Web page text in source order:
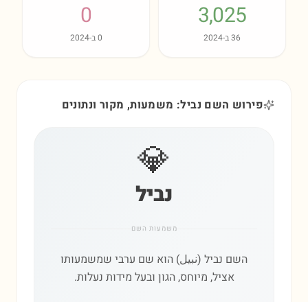
3,025
36ב-2024
0
0ב-2024
פירוש השם נביל: משמעות, מקור ונתונים
💎
נביל
משמעות השם
השם נביל (نبيل) הוא שם ערבי שמשמעותו
אציל, מיוחס, הגון ובעל מידות נעלות.